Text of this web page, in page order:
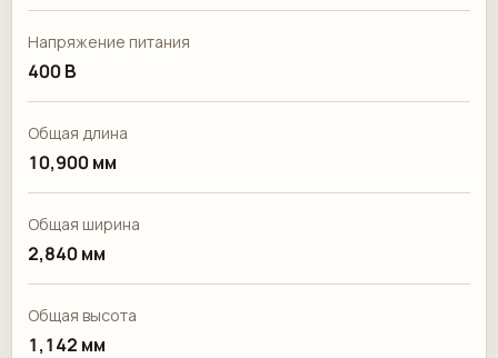
Напряжение питания
400 В
Общая длина
10,900 мм
Общая ширина
2,840 мм
Общая высота
1,142 мм